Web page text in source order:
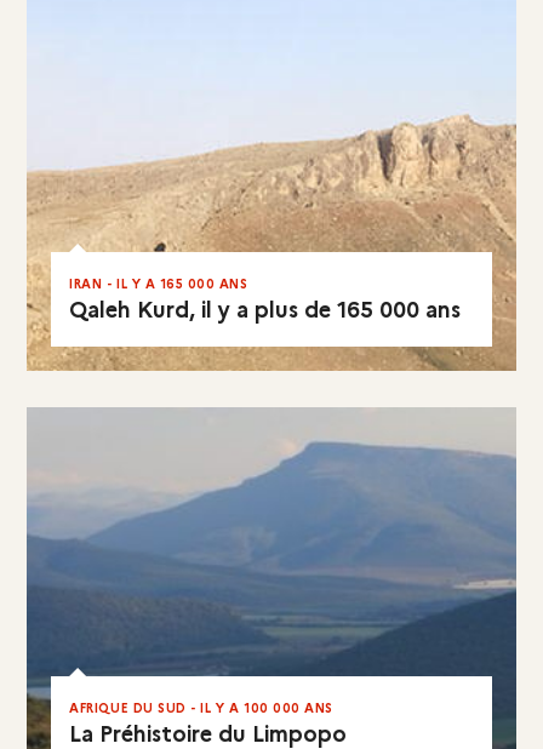
Qaleh Kurd, il y a plus de 165 000 ans
IRAN - IL Y A 165 000 ANS
EN RÉSUMÉ
La Préhistoire du Limpopo
AFRIQUE DU SUD - IL Y A 100 000 ANS